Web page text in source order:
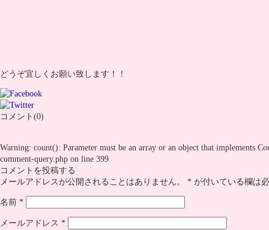
どうぞ宜しくお願い致します！！
コメント(0)
Warning: count(): Parameter must be an array or an object that implements
comment-query.php on line 399
コメントを投稿する
メールアドレスが公開されることはありません。
* が付いている欄は
名前 *
メールアドレス *